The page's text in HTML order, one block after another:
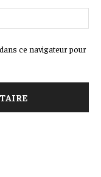
:
ce navigateur pour